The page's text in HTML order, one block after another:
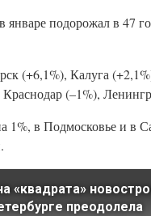
подорожал в 47
(+6,1%), Калуга
(–1%),
в Подмосковье и в
«квадрата»
преодолела